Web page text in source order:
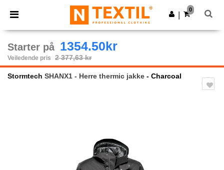
× Ntextil-app
Bedre priser i appen!
Last ned app
0
Starter på 1354.50kr
Veiledende pris 2 377,63 kr
Stormtech SHANX1 - Herre thermic jakke - Charcoal